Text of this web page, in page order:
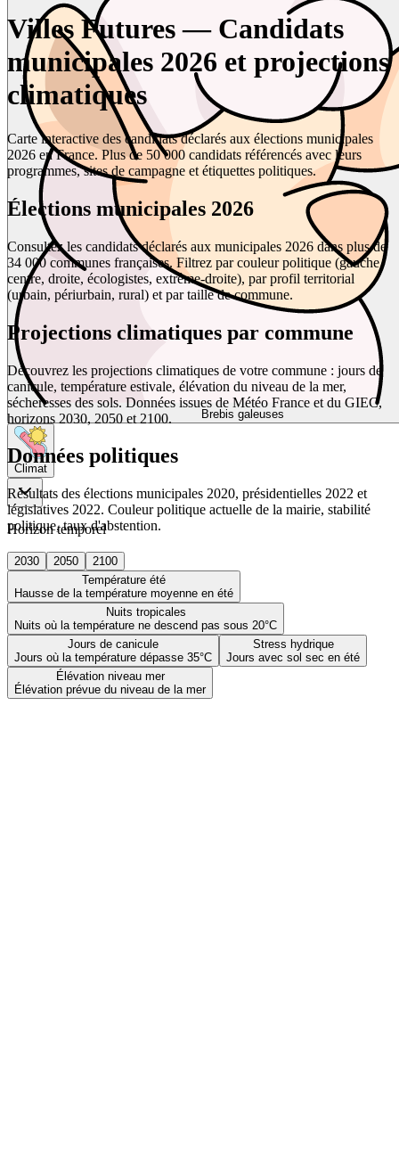
Brebis galeuses
Climat
Horizon temporel
2030 2050
2100
Température été
Hausse de la température moyenne en été
Nuits tropicales
Nuits où la température ne descend pas sous 20°C
Jours de canicule
Jours où la température dépasse 35°C
Stress hydrique
Jours avec sol sec en été
Élévation niveau mer
Élévation prévue du niveau de la mer
Villes Futures — Candidats
municipales 2026 et projections
climatiques
Carte interactive des candidats déclarés aux élections municipales
2026 en France. Plus de 50 000 candidats référencés avec leurs
programmes, sites de campagne et étiquettes politiques.
Élections municipales 2026
Consultez les candidats déclarés aux municipales 2026 dans plus de
34 000 communes françaises. Filtrez par couleur politique (gauche,
centre, droite, écologistes, extrême-droite), par profil territorial
(urbain, périurbain, rural) et par taille de commune.
Projections climatiques par commune
Découvrez les projections climatiques de votre commune : jours de
canicule, température estivale, élévation du niveau de la mer,
sécheresses des sols. Données issues de Météo France et du GIEC,
horizons 2030, 2050 et 2100.
Données politiques
Résultats des élections municipales 2020, présidentielles 2022 et
législatives 2022. Couleur politique actuelle de la mairie, stabilité
politique, taux d'abstention.